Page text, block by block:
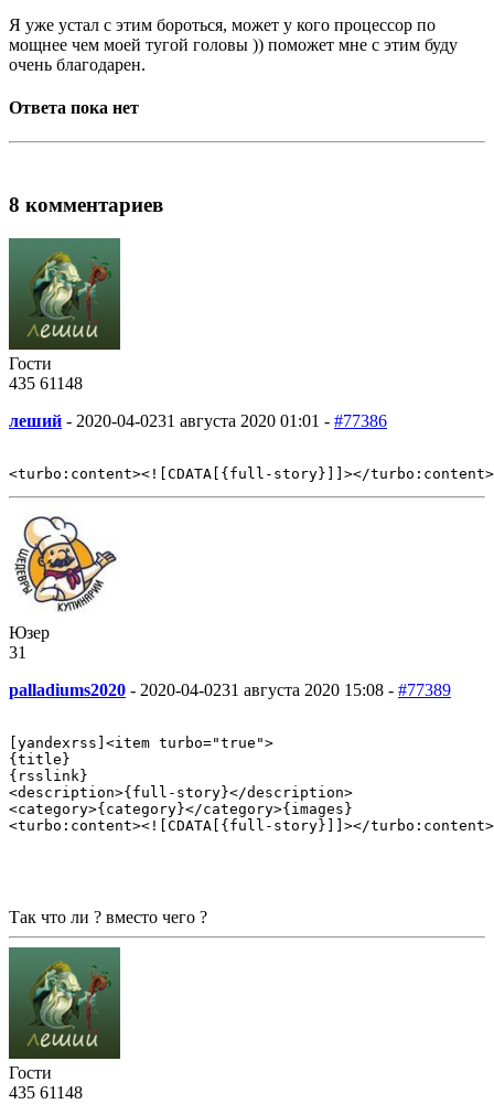
Я уже устал с этим бороться, может у кого процессор по
мощнее чем моей тугой головы )) поможет мне с этим буду
очень благодарен.
Ответа пока нет
8 комментариев
Гости
435 61148
леший - 2020-04-0231 августа 2020 01:01 - #77386
Юзер
31
palladiums2020 - 2020-04-0231 августа 2020 15:08 - #77389
[yandexrss]<item turbo="true">
{title}
{rsslink}
<description>{full-story}</description>
<category>{category}</category>{images}
<turbo:content><![CDATA[{full-story}]]></
Так что ли ? вместо чего ?
Гости
435 61148